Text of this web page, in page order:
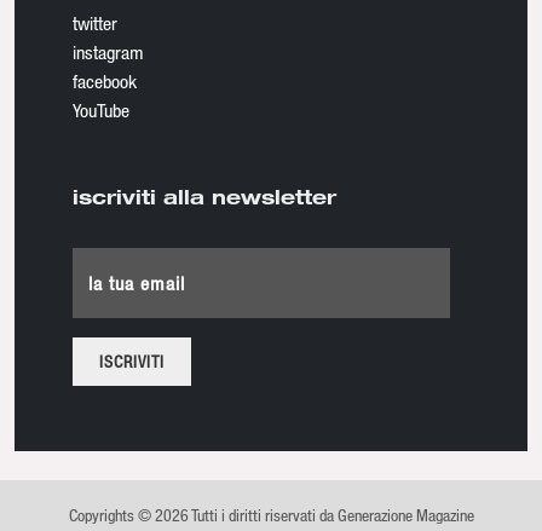
twitter
instagram
facebook
YouTube
iscriviti alla newsletter
la tua email
Copyrights © 2026 Tutti i diritti riservati da Generazione Magazine